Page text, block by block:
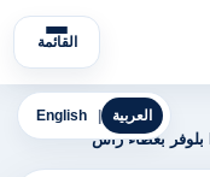
القائمة
English العربية